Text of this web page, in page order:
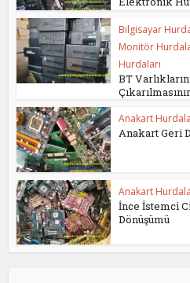
Bilgisayar
Monitör
Hurdaları
BT
Anakart
Anakart Geri
Anakart
İnce İstemci
Dönüşümü